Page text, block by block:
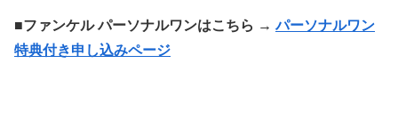
■ファンケル パーソナルワンはこちら →パーソナルワン
特典付き申し込みページ